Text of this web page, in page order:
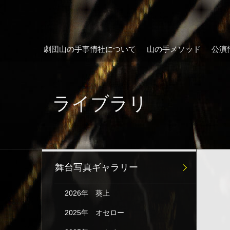
劇団山の手事情社について 山の手メソッド 公演
ライブラリ
舞台写真ギャラリー
2026年 葵上
2025年 オセロー